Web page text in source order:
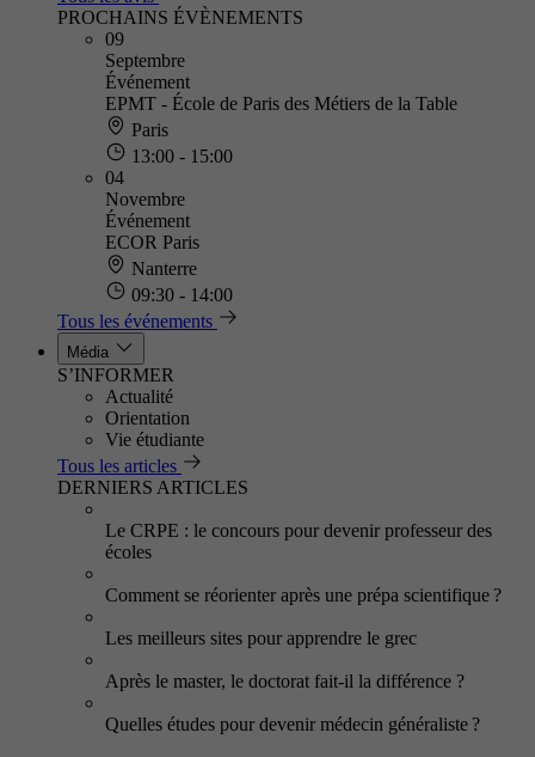
PROCHAINS ÉVÈNEMENTS
09
Septembre
Événement
EPMT - École de Paris des Métiers de la Table
Paris
13:00 - 15:00
04
Novembre
Événement
ECOR Paris
Nanterre
09:30 - 14:00
Tous les événements
Média
S’INFORMER
Actualité
Orientation
Vie étudiante
Tous les articles
DERNIERS ARTICLES
Le CRPE : le concours pour devenir professeur des
écoles
Comment se réorienter après une prépa scientifique ?
Les meilleurs sites pour apprendre le grec
Après le master, le doctorat fait-il la différence ?
Quelles études pour devenir médecin généraliste ?